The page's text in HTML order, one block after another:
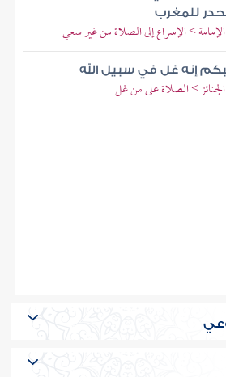
للمغرب
> الإسراع إلى الصلاة من غير سعي
إنه غل في سبيل الله
> الصلاة على من غل